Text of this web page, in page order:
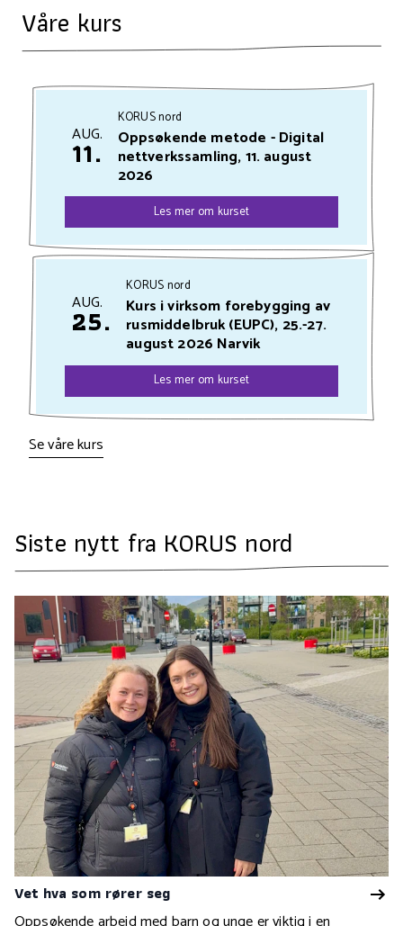
Våre kurs
AUG.
11.
KORUS nord
Oppsøkende metode - Digital
nettverkssamling, 11. august
2026
Les mer om kurset
AUG.
25.
KORUS nord
Kurs i virksom forebygging av
rusmiddelbruk (EUPC), 25.-27.
august 2026 Narvik
Les mer om kurset
Se våre kurs
Siste nytt fra KORUS nord
Vet hva som rører seg